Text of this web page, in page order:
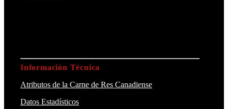
Información Técnica
Atributos de la Carne de Res Canadiense
Datos Estadísticos